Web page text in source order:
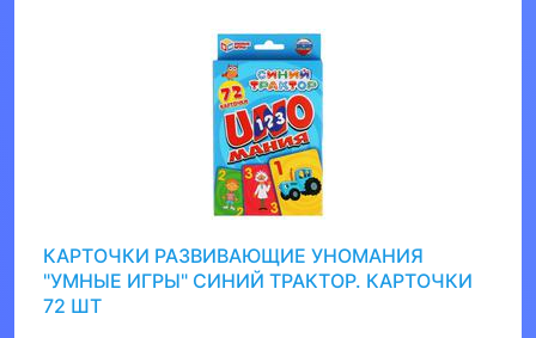
КАРТОЧКИ РАЗВИВАЮЩИЕ УНОМАНИЯ
"УМНЫЕ ИГРЫ" СИНИЙ ТРАКТОР. КАРТОЧКИ
72 ШТ